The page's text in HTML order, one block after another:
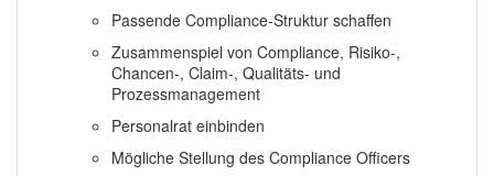
Passende Compliance-Struktur schaffen
Zusammenspiel von Compliance, Risiko-,
Chancen-, Claim-, Qualitäts- und
Prozessmanagement
Personalrat einbinden
Mögliche Stellung des Compliance Officers